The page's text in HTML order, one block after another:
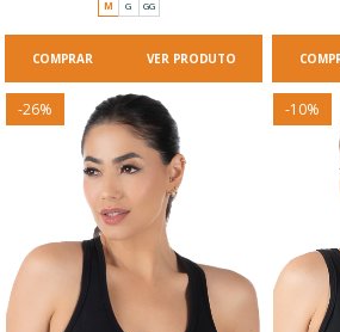
M G GG
VER PRODUTO
-26% -10%